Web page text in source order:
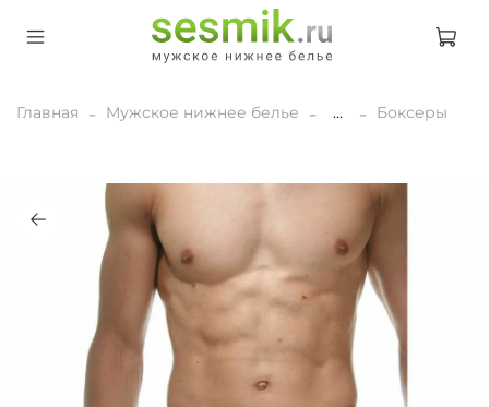
Главная Мужское нижнее белье ... Боксеры